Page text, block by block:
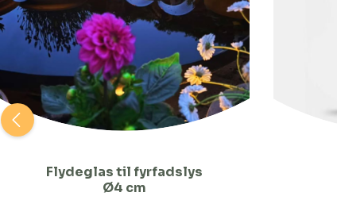
Flydeglas til fyrfadslys
Ø4 cm